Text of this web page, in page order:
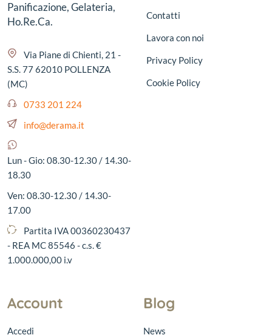
Panificazione, Gelateria,
Ho.Re.Ca.
Via Piane di Chienti, 21 -
S.S. 77 62010 POLLENZA
(MC)
0733 201 224
info@derama.it
Lun - Gio: 08.30-12.30 / 14.30-
18.30
Ven: 08.30-12.30 / 14.30-
17.00
Partita IVA 00360230437
- REA MC 85546 - c.s. €
1.000.000,00 i.v
Contatti
Lavora con noi
Privacy Policy
Cookie Policy
Account
Accedi
Blog
News